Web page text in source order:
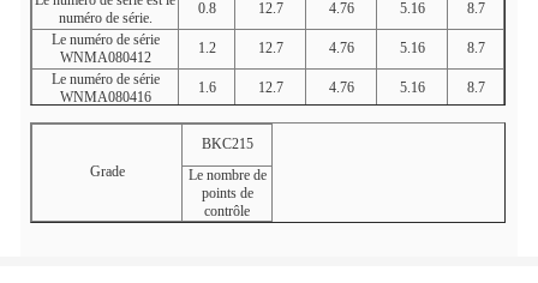
numéro de série.
0.8 12.7 4.76 5.16
8.7
Le numéro de série
WNMA080412
1.2 12.7 4.76 5.16
8.7
Le numéro de série
WNMA080416
1.6 12.7 4.76 5.16 8.7
Grade
BKC215
Le nombre de
points de
contrôle